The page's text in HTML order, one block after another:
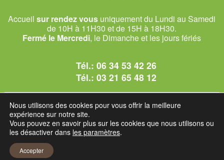
Accueilsur rendez vous uniquement du Lundi au Samedi
de 10H à 11H30 et de 15H à 18H30.
Fermé le Mercredi, le Dimanche et les jours fériés
Tél.:06 34 53 42 26
Tél.:03 21 65 48 12
© 2026 Le Club des Chats
1228 rue bataille - 62840 Sailly-sur-la-Lys.
Mentions légales et C.G.U
Nous utilisons des cookies pour vous offrir la meilleure
expérience sur notre site.
Vous pouvez en savoir plus sur les cookies que nous utilisons ou
les désactiver dans les paramètres.
Accepter